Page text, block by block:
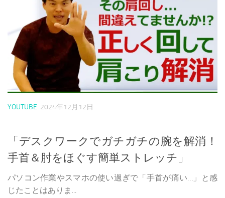
YOUTUBE 2024年12月12日
「デスクワークでガチガチの腕を解消！
手首＆肘をほぐす簡単ストレッチ」
パソコン作業やスマホの使い過ぎで「手首が痛い…」と感
じたことはありま...